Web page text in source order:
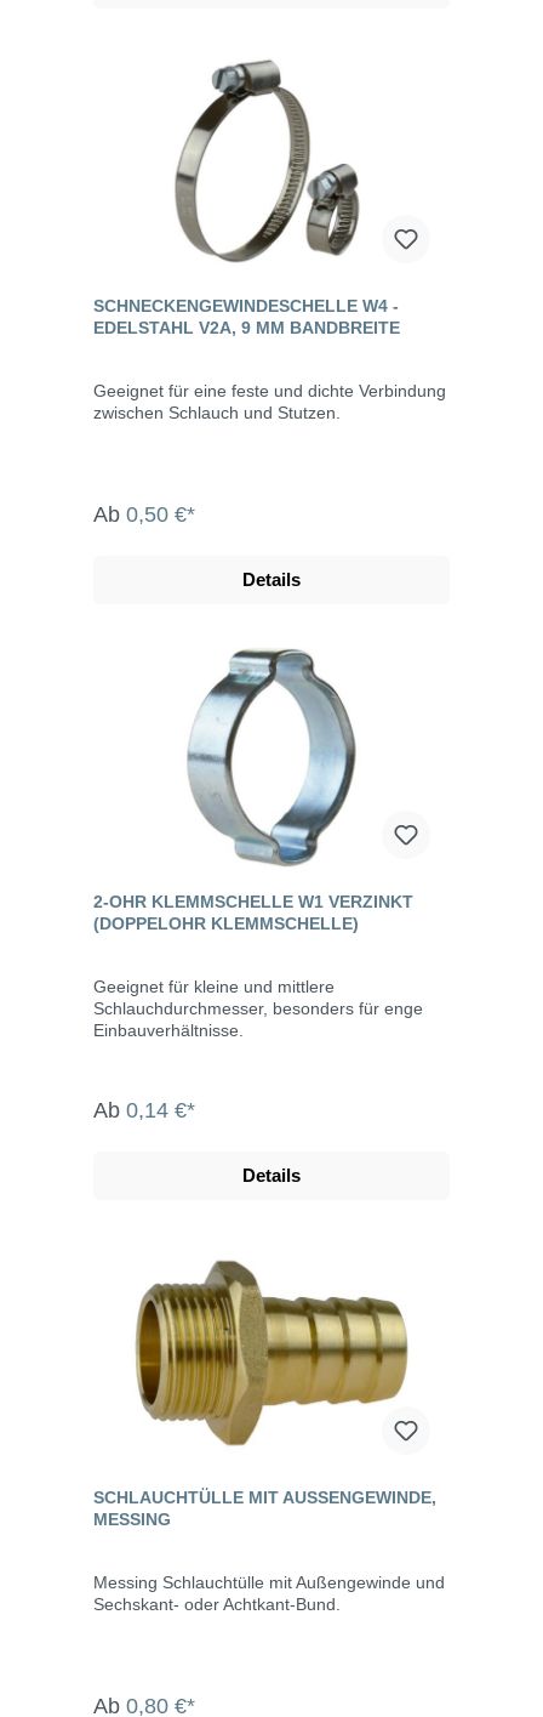
SCHNECKENGEWINDESCHELLE W4 -
EDELSTAHL V2A, 9 MM BANDBREITE
Geeignet für eine feste und dichte Verbindung
zwischen Schlauch und Stutzen.
Ab 0,50 €*
Details
2-OHR KLEMMSCHELLE W1 VERZINKT
(DOPPELOHR KLEMMSCHELLE)
Geeignet für kleine und mittlere
Schlauchdurchmesser, besonders für enge
Einbauverhältnisse.
Ab 0,14 €*
Details
SCHLAUCHTÜLLE MIT AUSSENGEWINDE, M
ESSING
Messing Schlauchtülle mit Außengewinde und
Sechskant- oder Achtkant-Bund.
Ab 0,80 €*